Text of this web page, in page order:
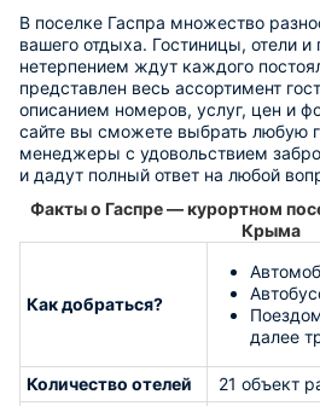
В поселке Гаспра множество
вашего отдыха. Гостиницы, отели
нетерпением ждут каждого
представлен весь ассортимент
описанием номеров, услуг, цен и
сайте вы сможете выбрать любую
менеджеры с удовольствием
и дадут полный ответ на любой
Факты о Гаспре — курортном
Крыма
Как добраться?
далее
Количество отелей
21 объект